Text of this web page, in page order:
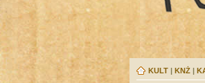
KULT | KNŻ |